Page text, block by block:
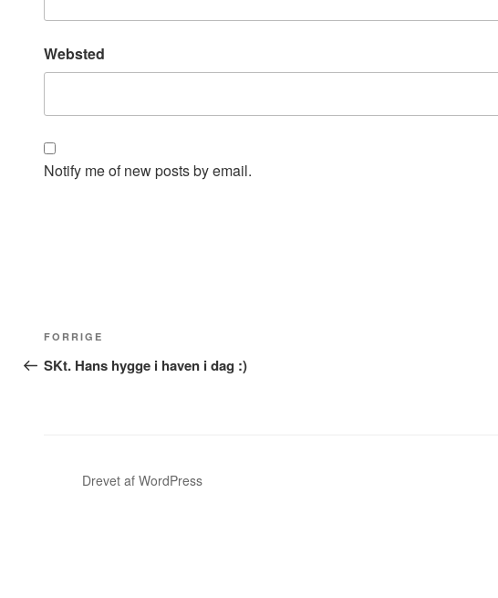
Websted
Notify me of new posts by email.
Indlægsnavigation
Forrige
indlæg
FORRIGE
SKt. Hans hygge i haven i dag :)
Drevet af WordPress